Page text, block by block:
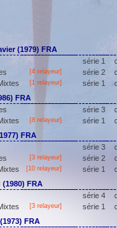
(1979) FRA
série 1
[4 relayeur] série 2
[1 relayeur] série 1
FRA
série 3
[8 relayeur] série 1
FRA
série 3
[3 relayeur] série 2
[10 relayeur] série 1
(1980) FRA
série 4
[3 relayeur] série 1
FRA